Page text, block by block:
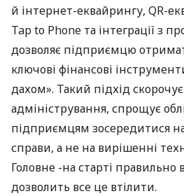
й інтернет-еквайрингу, QR-
Tap to Phone та інтеграції з
дозволяє підприємцю
ключові фінансові
дахом». Такий підхід
адміністрування, спрощує
підприємцям зосередитися
справи, а не на вирішенні
Головне -на старті правильно
дозволить все це втілити.